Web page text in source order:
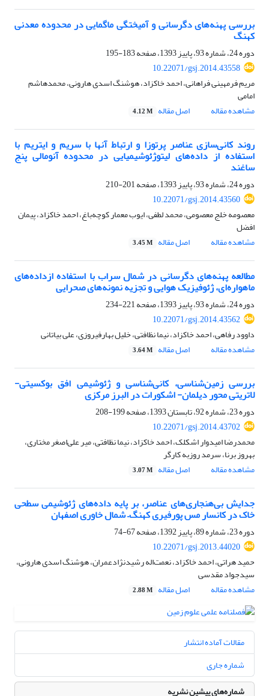
بررسی پهنه‌های دگرسانی و آمیختگی ماگمایی در محدوده معدنی
کهنگ
دوره 24، شماره 93، پاییز 1393، صفحه
183-195
10.22071/gsj.2014.43558
مریم فرمهینی فراهانی، احمد خاکزاد، هوشنگ اسدی هارونی، محمدهاشم
امامی
مشاهده مقاله
اصل مقاله 4.12 M
روند کانی‌سازی عناصر پرتوزا و ارتباط آنها با سریم و ایتریم با
استفاده از داده‌های لیتوژئوشیمیایی در محدوده آنومالی پنج
‌ساغند
دوره 24، شماره 93، پاییز 1393، صفحه
201-210
10.22071/gsj.2014.43560
معصومه خلج معصومی، محمد لطفی، ایوب معمار کوچه‌باغ، احمد خاکزاد، پیمان
افضل
مشاهده مقاله
اصل مقاله 3.45 M
مطالعه پهنه‌‌های دگرسانی در شمال سراب با استفاده ازداده‌های
ماهواره‌ای، ژئوفیزیک هوایی و تجزیه نمونه‌های صحرایی
دوره 24، شماره 93، پاییز 1393، صفحه
221-234
10.22071/gsj.2014.43562
داوود رفاهی، احمد خاکزاد، نیما نظافتی، خلیل بهارفیروزی، علی بیاتانی
مشاهده مقاله
اصل مقاله 3.64 M
بررسی زمین‌شناسی، کانی‌شناسی و ژئوشیمی افق بوکسیتی-
لاتریتی محور دیلمان- اشکورات در البرز مرکزی
دوره 23، شماره 92، تابستان 1393، صفحه
199-208
10.22071/gsj.2014.43702
محمدرضا امیدوار اشکلک، احمد خاکزاد، نیما نظافتی، میر علی‌اصغر مختاری،
بهروز برنا، سرمد روزبه کارگر
مشاهده مقاله
اصل مقاله 3.07 M
جدایش بی‌هنجاری‌های عناصر، بر پایه داده‌های ژئوشیمی سطحی
خاک در کانسار مس پورفیری کهنگ– شمال خاوری اصفهان
دوره 23، شماره 89، پاییز 1392، صفحه
67-74
10.22071/gsj.2013.44020
حمید هراتی، احمد خاکزاد، نعمت‌اله رشیدنژادعمران، هوشنگ اسدی هارونی،
سیدجواد مقدسی
مشاهده مقاله
اصل مقاله 2.88 M
مقالات آماده انتشار
شماره جاری
شماره‌های پیشین نشریه